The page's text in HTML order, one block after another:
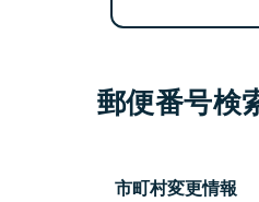
郵便番号検
市町村変更情報